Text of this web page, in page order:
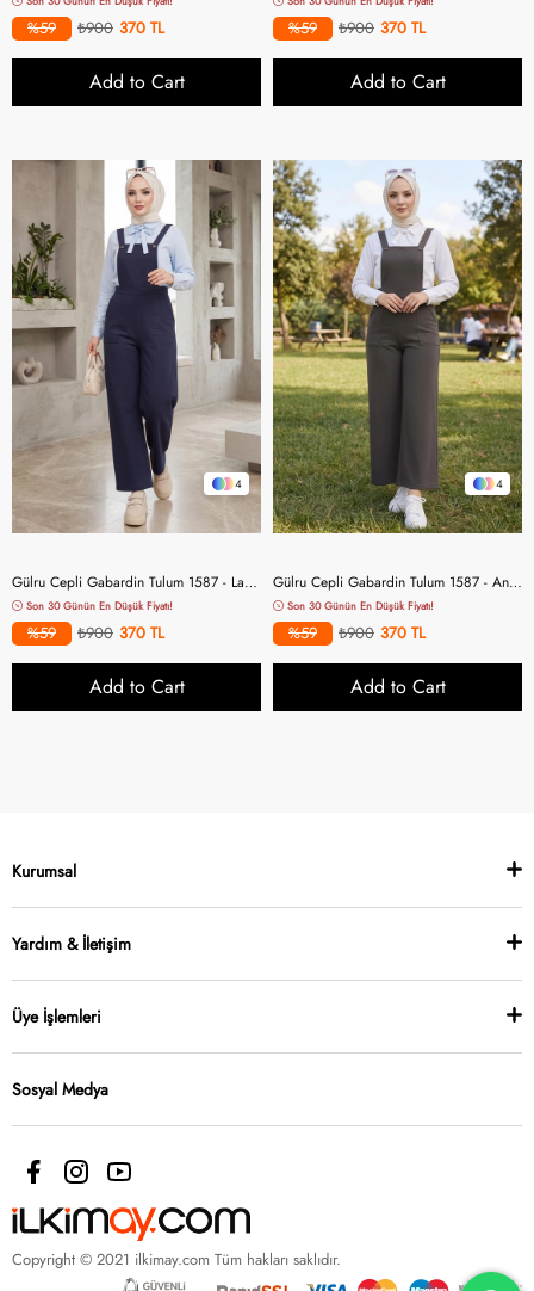
370
₺900
%59
Add to Cart
370
₺900
%59
Add to Cart
4
Gülru Cepli Gabardin Tulum 1587 - Lacivert
Son 30 Günün En Düşük Fiyatı!
370
₺900
%59
Add to Cart
4
Gülru Cepli Gabardin Tulum 1587 - Antrasit
Son 30 Günün En Düşük Fiyatı!
370
₺900
%59
Add to Cart
Kurumsal
Yardım & İletişim
Üye İşlemleri
Sosyal Medya
Copyright © 2021 ilkimay.com Tüm hakları saklıdır.